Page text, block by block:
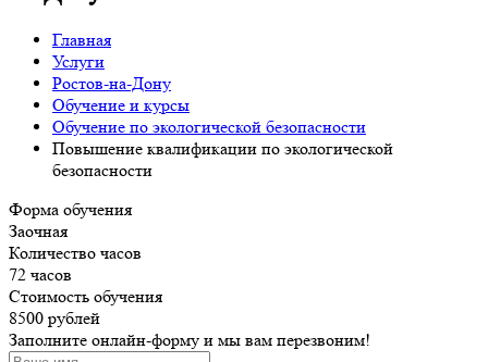
Главная
Услуги
Ростов-на-Дону
Обучение и курсы
Обучение по экологической безопасности
Повышение квалификации по экологической
безопасности
Форма обучения
Заочная
Количество часов
72 часов
Стоимость обучения
8500 рублей
Заполните онлайн-форму и мы вам перезвоним!